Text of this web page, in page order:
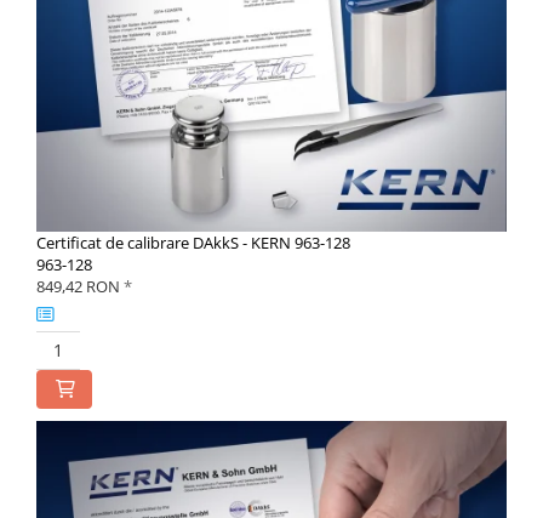
Certificat de calibrare DAkkS - KERN 963-128
963-128
849,42 RON *